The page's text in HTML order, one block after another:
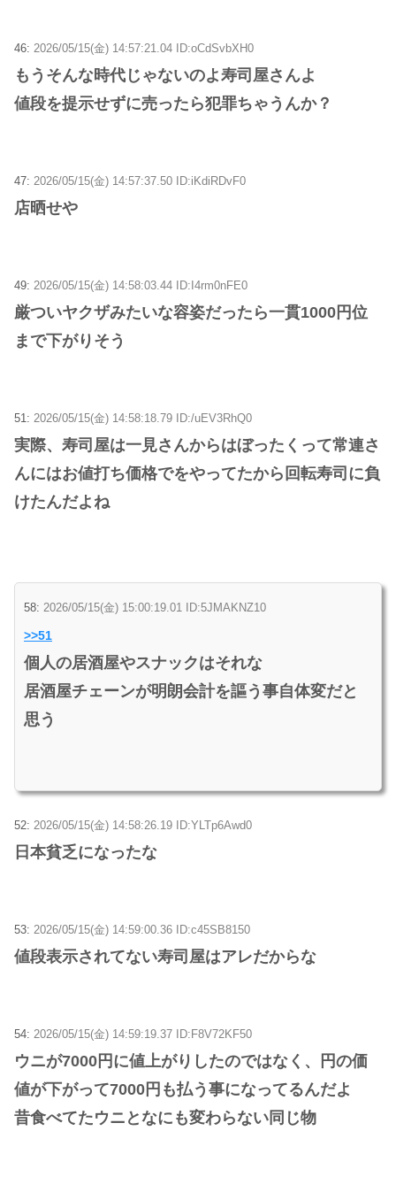
46: 2026/05/15(金) 14:57:21.04 ID:oCdSvbXH0
もうそんな時代じゃないのよ寿司屋さんよ
値段を提示せずに売ったら犯罪ちゃうんか？
47: 2026/05/15(金) 14:57:37.50 ID:iKdiRDvF0
店晒せや
49: 2026/05/15(金) 14:58:03.44 ID:I4rm0nFE0
厳ついヤクザみたいな容姿だったら一貫1000円位
まで下がりそう
51: 2026/05/15(金) 14:58:18.79 ID:/uEV3RhQ0
実際、寿司屋は一見さんからはぼったくって常連さ
んにはお値打ち価格でをやってたから回転寿司に負
けたんだよね
58: 2026/05/15(金) 15:00:19.01 ID:5JMAKNZ10
>>51
個人の居酒屋やスナックはそれな
居酒屋チェーンが明朗会計を謳う事自体変だと
思う
52: 2026/05/15(金) 14:58:26.19 ID:YLTp6Awd0
日本貧乏になったな
53: 2026/05/15(金) 14:59:00.36 ID:c45SB8150
値段表示されてない寿司屋はアレだからな
54: 2026/05/15(金) 14:59:19.37 ID:F8V72KF50
ウニが7000円に値上がりしたのではなく、円の価
値が下がって7000円も払う事になってるんだよ
昔食べてたウニとなにも変わらない同じ物